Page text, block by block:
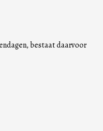
bestaat daarvoor